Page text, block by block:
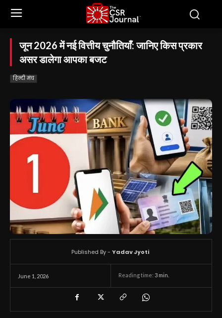
जून 2026 में नई वित्तीय चुनौतियाँ: जानिए किस प्रकार
असर डालेगा आपका बजट
हिन्दी मंच
June 1, 2026 Reading time: 3 min.
Published By - Yadav Jyoti